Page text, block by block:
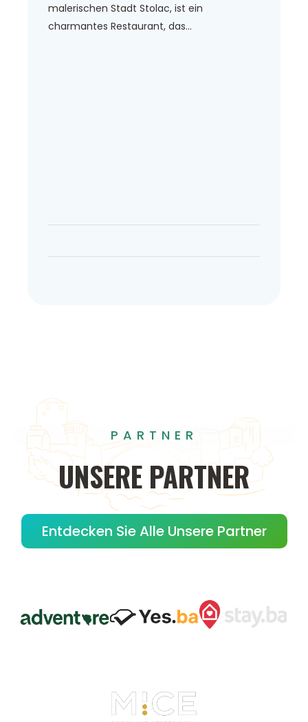
malerischen Stadt Stolac, ist ein
charmantes Restaurant, das...
PARTNER
UNSERE PARTNER
Entdecken Sie Alle Unsere Partner